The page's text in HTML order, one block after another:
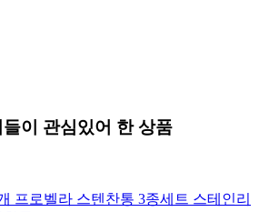
이 관심있어 한 상품
프로벨라 스텐찬통 3종세트 스테인리